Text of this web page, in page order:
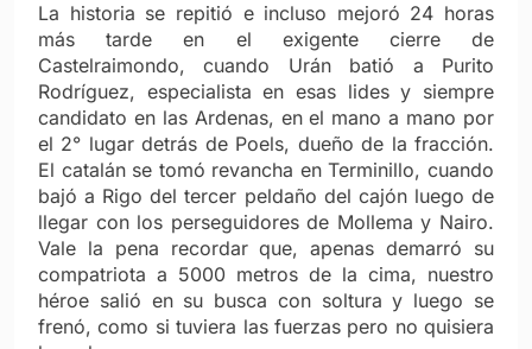
La historia se repitió e incluso mejoró 24 horas
más tarde en el exigente cierre de
Castelraimondo, cuando Urán batió a Purito
Rodríguez, especialista en esas lides y siempre
candidato en las Ardenas, en el mano a mano por
el 2° lugar detrás de Poels, dueño de la fracción.
El catalán se tomó revancha en Terminillo, cuando
bajó a Rigo del tercer peldaño del cajón luego de
llegar con los perseguidores de Mollema y Nairo.
Vale la pena recordar que, apenas demarró su
compatriota a 5000 metros de la cima, nuestro
héroe salió en su busca con soltura y luego se
frenó, como si tuviera las fuerzas pero no quisiera